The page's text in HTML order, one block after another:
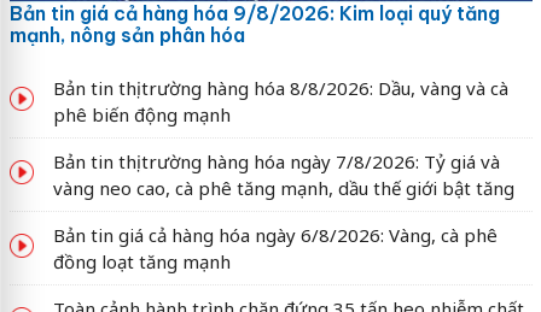
Bản tin giá cả hàng hóa 9/8/2026: Kim loại quý tăng
mạnh, nông sản phân hóa
Bản tin thị trường hàng hóa 8/8/2026: Dầu, vàng và cà
phê biến động mạnh
Bản tin thị trường hàng hóa ngày 7/8/2026: Tỷ giá và
vàng neo cao, cà phê tăng mạnh, dầu thế giới bật tăng
Bản tin giá cả hàng hóa ngày 6/8/2026: Vàng, cà phê
đồng loạt tăng mạnh